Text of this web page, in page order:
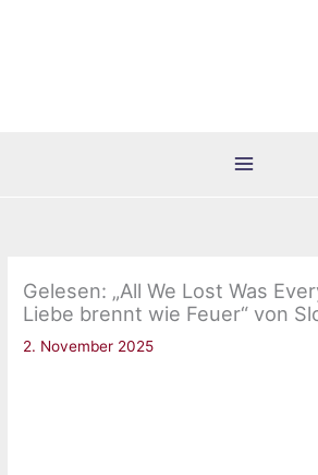
Gelesen: „All We Lost Was
Liebe brennt wie Feuer“ von
2. November 2025